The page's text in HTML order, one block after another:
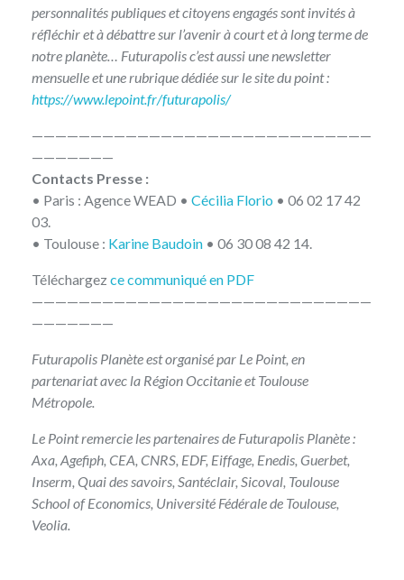
personnalités publiques et citoyens engagés sont invités à
réfléchir et à débattre sur l’avenir à court et à long terme de
notre planète… Futurapolis c’est aussi une newsletter
mensuelle et une rubrique dédiée sur le site du point :
https://www.lepoint.fr/futurapolis/
—————————————————————————————
———————
Contacts Presse :
• Paris : Agence WEAD • Cécilia Florio • 06 02 17 42
03.
• Toulouse : Karine Baudoin • 06 30 08 42 14.
Téléchargez ce communiqué en PDF
—————————————————————————————
———————
Futurapolis Planète est organisé par Le Point, en
partenariat avec la Région Occitanie et Toulouse
Métropole.
Le Point remercie les partenaires de Futurapolis Planète :
Axa, Agefiph, CEA, CNRS, EDF, Eiffage, Enedis, Guerbet,
Inserm, Quai des savoirs, Santéclair, Sicoval, Toulouse
School of Economics, Université Fédérale de Toulouse,
Veolia.